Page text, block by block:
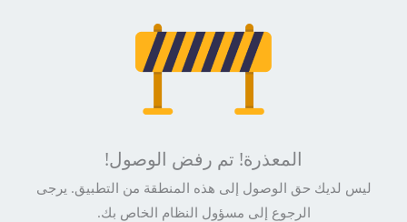
المعذرة! تم رفض الوصول!
ليس لديك حق الوصول إلى هذه المنطقة من التطبيق. يرجى
الرجوع إلى مسؤول النظام الخاص بك.